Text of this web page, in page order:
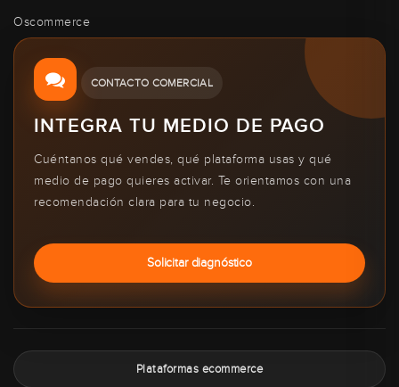
Oscommerce
CONTACTO COMERCIAL
INTEGRA TU MEDIO DE PAGO
Cuéntanos qué vendes, qué plataforma usas y qué
medio de pago quieres activar. Te orientamos con una
recomendación clara para tu negocio.
Solicitar diagnóstico
Plataformas ecommerce